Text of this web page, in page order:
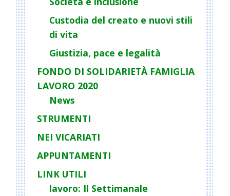
Custodia del creato e nuovi stili
di vita
Giustizia, pace e legalità
FONDO DI SOLIDARIETÀ FAMIGLIA
LAVORO 2020
News
STRUMENTI
NEI VICARIATI
APPUNTAMENTI
LINK UTILI
lavoro: Il Settimanale